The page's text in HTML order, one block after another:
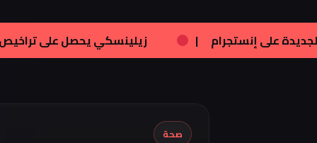
| فنون:تامر هجرس يشارك بصورته الجديدة على
صحة